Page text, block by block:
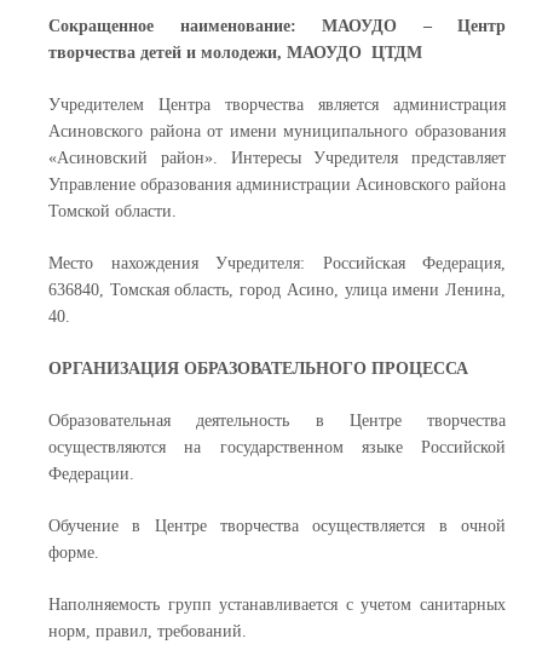
Сокращенное наименование: МАОУДО – Центр
творчества детей и молодежи, МАОУДО ЦТДМ
Учредителем Центра творчества является администрация
Асиновского района от имени муниципального образования
«Асиновский район». Интересы Учредителя представляет
Управление образования администрации Асиновского района
Томской области.
Место нахождения Учредителя: Российская Федерация,
636840, Томская область, город Асино, улица имени Ленина,
40.
ОРГАНИЗАЦИЯ ОБРАЗОВАТЕЛЬНОГО ПРОЦЕССА
Образовательная деятельность в Центре творчества
осуществляются на государственном языке Российской
Федерации.
Обучение в Центре творчества осуществляется в очной
форме.
Наполняемость групп устанавливается с учетом санитарных
норм, правил, требований.